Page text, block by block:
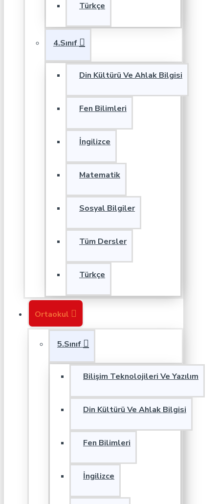
Türkçe
4.Sınıf
Din Kültürü Ve Ahlak Bilgisi
Fen Bilimleri
İngilizce
Matematik
Sosyal Bilgiler
Tüm Dersler
Türkçe
Ortaokul
5.Sınıf
Bilişim Teknolojileri Ve Yazılım
Din Kültürü Ve Ahlak Bilgisi
Fen Bilimleri
İngilizce